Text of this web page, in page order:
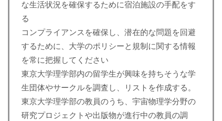
な生活状況を確保するために宿泊施設の手配をす
る
コンプライアンスを確保し、潜在的な問題を回避
するために、大学のポリシーと規制に関する情報
を常に把握してください
東京大学理学部内の留学生が興味を持ちそうな学
生団体やサークルを調査し、リストを作成する。
東京大学理学部の教員のうち、宇宙物理学分野の
研究プロジェクトや出版物が進行中の教員の調